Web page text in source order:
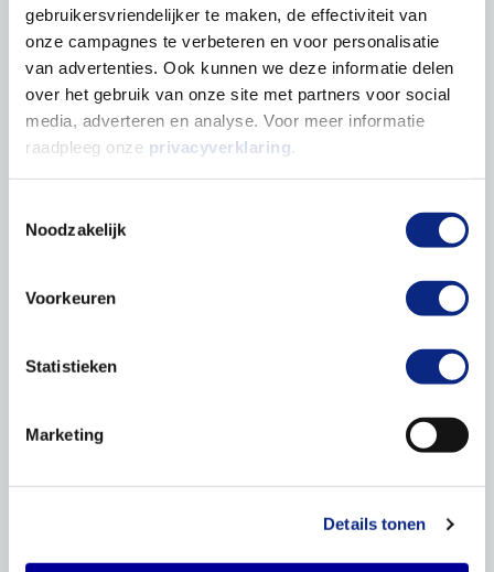
gebruikersvriendelijker te maken, de effectiviteit van
onze campagnes te verbeteren en voor personalisatie
van advertenties. Ook kunnen we deze informatie delen
over het gebruik van onze site met partners voor social
media, adverteren en analyse. Voor meer informatie
raadpleeg onze privacyverklaring.
Noodzakelijk
Voorkeuren
Statistieken
Marketing
Details tonen
Laserbehandeling bij glaucoom
Laserbehandeling bij
hoornvliestransplantatie (perifere
netvlies
Leeftijdsgebonden Maculadegeneratie